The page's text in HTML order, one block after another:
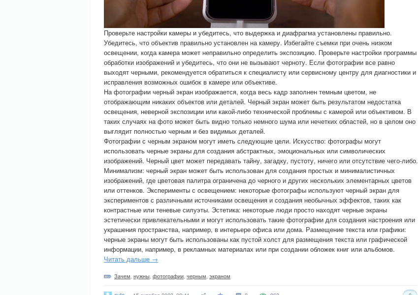
Проверьте настройки камеры и убедитесь, что выдержка и диафрагма установлены правильно.
Убедитесь, что объектив правильно установлен на камеру. Избегайте съемки при очень низком
освещении, когда камера может неправильно определить экспозицию. Проверьте настройки программы
обработки изображений и убедитесь, что они не вызывают черноту. Если фотографии все равно
выходят черными, рекомендуется обратиться к специалисту или сервисному центру для диагностики и
исправления возможных ошибок в камере или объективе.
На фотографии черный экран изображается, когда весь кадр заполнен темным цветом, не
отображающим никаких объектов или деталей. Черный экран может быть результатом недостатка
освещения, неверной экспозиции или какой-либо технической проблемы с камерой или объективом. В
таких случаях на фото может быть видно только немного шума или нечетких областей, но в целом оно
выглядит полностью черным и без видимых деталей.
Фотографии с черным экраном могут иметь следующие цели. Искусство: фотографы могут
использовать черные экраны для создания абстрактных, эмоциональных или символических
изображений. Черный цвет может передавать тайну, загадку, пустоту, ничего или отсутствие чего-либо.
Минимализм: черный экран может быть использован для создания простых и минималистичных
изображений, где цветовая палитра ограничена до черного и других нескольких элементарных цветов
или оттенков. Эксперименты с освещением: некоторые фотографы используют черный экран для
экспериментов с различными источниками освещения и создания необычных эффектов, таких как
контрастные или теневые силуэты. Эстетика: некоторые люди просто находят черные экраны
эстетически привлекательными и могут использовать такие фотографии для создания настроения или
украшения пространства, например, в интерьере офиса или дома. Размещение текста или графики:
черные экраны могут быть использованы как пустой холст для размещения текста или графической
информации, например, в рекламных материалах или при создании обложек книг или альбомов.
Читать дальше →
Зачем нужны фотографии черным экраном